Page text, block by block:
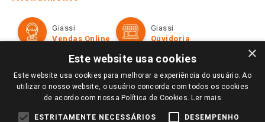
Televendas
Perguntas frequentes
Trabalhe Conosco
Identidade Visual
Formas de Pagamento
Políticas de entrega
Trocas e Devoluções
Giassi
Vendas Online
Giassi
Ouvidoria
Redes Sociais
×
Este website usa cookies
Este website usa cookies para melhorar a experiência do usuário. Ao
utilizar o nosso website, o usuário concorda com todos os cookies
de acordo com nossa Política de Cookies. Ler mais
ESTRITAMENTE NECESSÁRIOS DESEMPENHO